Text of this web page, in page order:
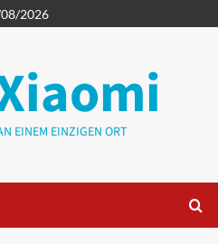
2026
EINEM EINZIGEN ORT